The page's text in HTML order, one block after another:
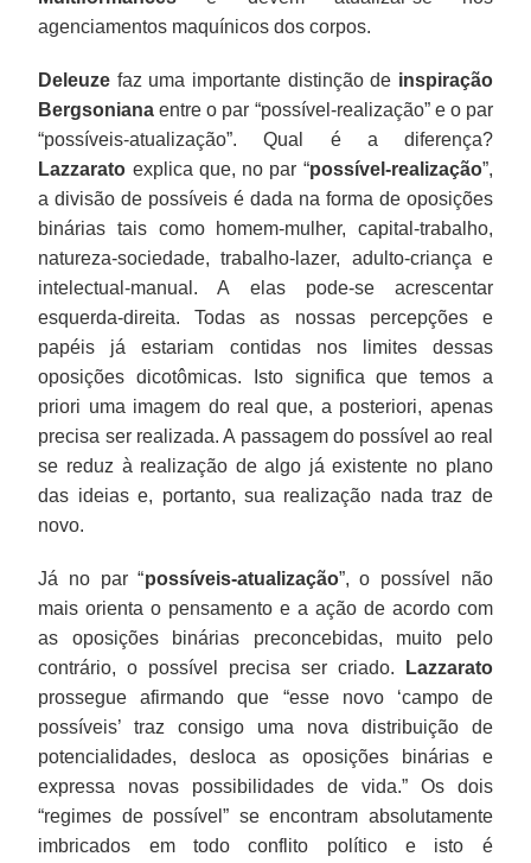
agenciamentos maquínicos dos corpos.
Deleuze faz uma importante distinção de inspiração
Bergsoniana entre o par “possível-realização” e o par
“possíveis-atualização”. Qual é a diferença?
Lazzarato explica que, no par “possível-realização”,
a divisão de possíveis é dada na forma de oposições
binárias tais como homem-mulher, capital-trabalho,
natureza-sociedade, trabalho-lazer, adulto-criança e
intelectual-manual. A elas pode-se acrescentar
esquerda-direita. Todas as nossas percepções e
papéis já estariam contidas nos limites dessas
oposições dicotômicas. Isto significa que temos a
priori uma imagem do real que, a posteriori, apenas
precisa ser realizada. A passagem do possível ao real
se reduz à realização de algo já existente no plano
das ideias e, portanto, sua realização nada traz de
novo.
Já no par “possíveis-atualização”, o possível não
mais orienta o pensamento e a ação de acordo com
as oposições binárias preconcebidas, muito pelo
contrário, o possível precisa ser criado.
Lazzarato
prossegue afirmando que “esse novo ‘campo de
possíveis’ traz consigo uma nova distribuição de
potencialidades, desloca as oposições binárias e
expressa novas possibilidades de vida.” Os dois
“regimes de possível” se encontram absolutamente
imbricados em todo conflito político e isto é